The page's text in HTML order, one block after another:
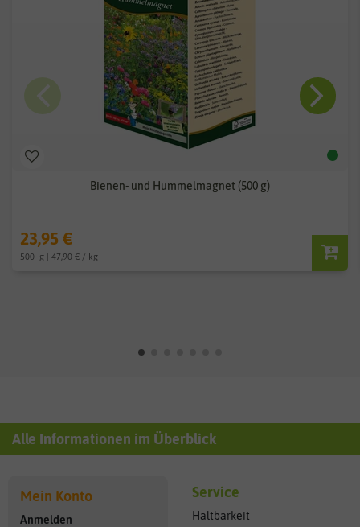
Bienen- und Hummelmagnet (500 g)
23,95 €
500 g | 47,90 € / kg
Alle Informationen im Überblick
Mein Konto
Anmelden
Service
Haltbarkeit